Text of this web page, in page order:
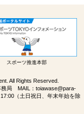
スポーツ推進本部
All Rights Reserved.
務局 MAIL： toiawase@para-
（土日祝日、年末年始を除